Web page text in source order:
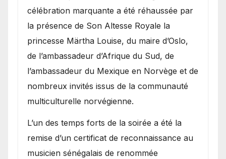
célébration marquante a été réhaussée par
la présence de Son Altesse Royale la
princesse Märtha Louise, du maire d’Oslo,
de l’ambassadeur d’Afrique du Sud, de
l’ambassadeur du Mexique en Norvège et de
nombreux invités issus de la communauté
multiculturelle norvégienne.
​L’un des temps forts de la soirée a été la
remise d’un certificat de reconnaissance au
musicien sénégalais de renommée